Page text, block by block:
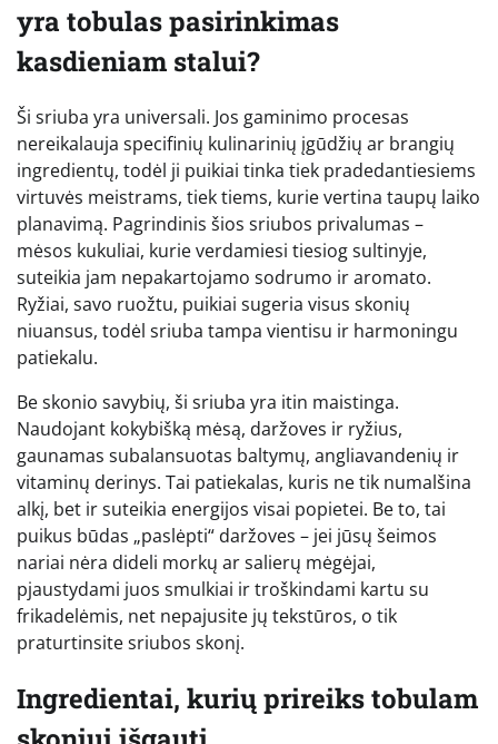
yra tobulas pasirinkimas
kasdieniam stalui?
Ši sriuba yra universali. Jos gaminimo procesas
nereikalauja specifinių kulinarinių įgūdžių ar brangių
ingredientų, todėl ji puikiai tinka tiek pradedantiesiems
virtuvės meistrams, tiek tiems, kurie vertina taupų laiko
planavimą. Pagrindinis šios sriubos privalumas –
mėsos kukuliai, kurie verdamiesi tiesiog sultinyje,
suteikia jam nepakartojamo sodrumo ir aromato.
Ryžiai, savo ruožtu, puikiai sugeria visus skonių
niuansus, todėl sriuba tampa vientisu ir harmoningu
patiekalu.
Be skonio savybių, ši sriuba yra itin maistinga.
Naudojant kokybišką mėsą, daržoves ir ryžius,
gaunamas subalansuotas baltymų, angliavandenių ir
vitaminų derinys. Tai patiekalas, kuris ne tik numalšina
alkį, bet ir suteikia energijos visai popietei. Be to, tai
puikus būdas „paslėpti“ daržoves – jei jūsų šeimos
nariai nėra dideli morkų ar salierų mėgėjai,
pjaustydami juos smulkiai ir troškindami kartu su
frikadelėmis, net nepajusite jų tekstūros, o tik
praturtinsite sriubos skonį.
Ingredientai, kurių prireiks tobulam